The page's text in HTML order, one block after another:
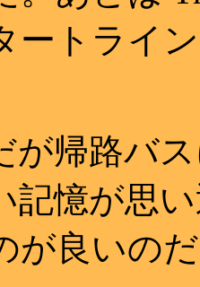
ートライ
が帰路バ
記憶が思
が良いの